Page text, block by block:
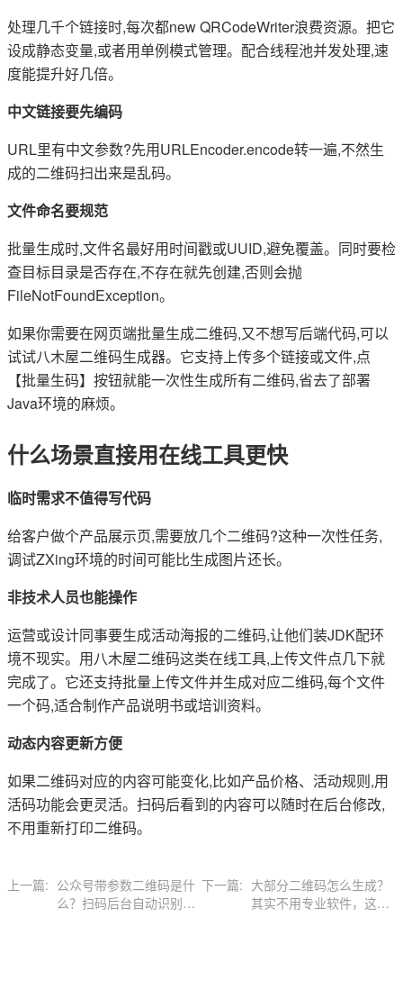
处理几千个链接时,每次都new QRCodeWriter浪费资源。把它
设成静态变量,或者用单例模式管理。配合线程池并发处理,速
度能提升好几倍。
中文链接要先编码
URL里有中文参数?先用URLEncoder.encode转一遍,不然生
成的二维码扫出来是乱码。
文件命名要规范
批量生成时,文件名最好用时间戳或UUID,避免覆盖。同时要检
查目标目录是否存在,不存在就先创建,否则会抛
FileNotFoundException。
如果你需要在网页端批量生成二维码,又不想写后端代码,可以
试试八木屋二维码生成器。它支持上传多个链接或文件,点
【批量生码】按钮就能一次性生成所有二维码,省去了部署
Java环境的麻烦。
什么场景直接用在线工具更快
临时需求不值得写代码
给客户做个产品展示页,需要放几个二维码?这种一次性任务,
调试ZXing环境的时间可能比生成图片还长。
非技术人员也能操作
运营或设计同事要生成活动海报的二维码,让他们装JDK配环
境不现实。用八木屋二维码这类在线工具,上传文件点几下就
完成了。它还支持批量上传文件并生成对应二维码,每个文件
一个码,适合制作产品说明书或培训资料。
动态内容更新方便
如果二维码对应的内容可能变化,比如产品价格、活动规则,用
活码功能会更灵活。扫码后看到的内容可以随时在后台修改,
不用重新打印二维码。
上一篇: 公众号带参数二维码是什
么？扫码后台自动识别来
下一篇: 大部分二维码怎么生成？
其实不用专业软件，这个